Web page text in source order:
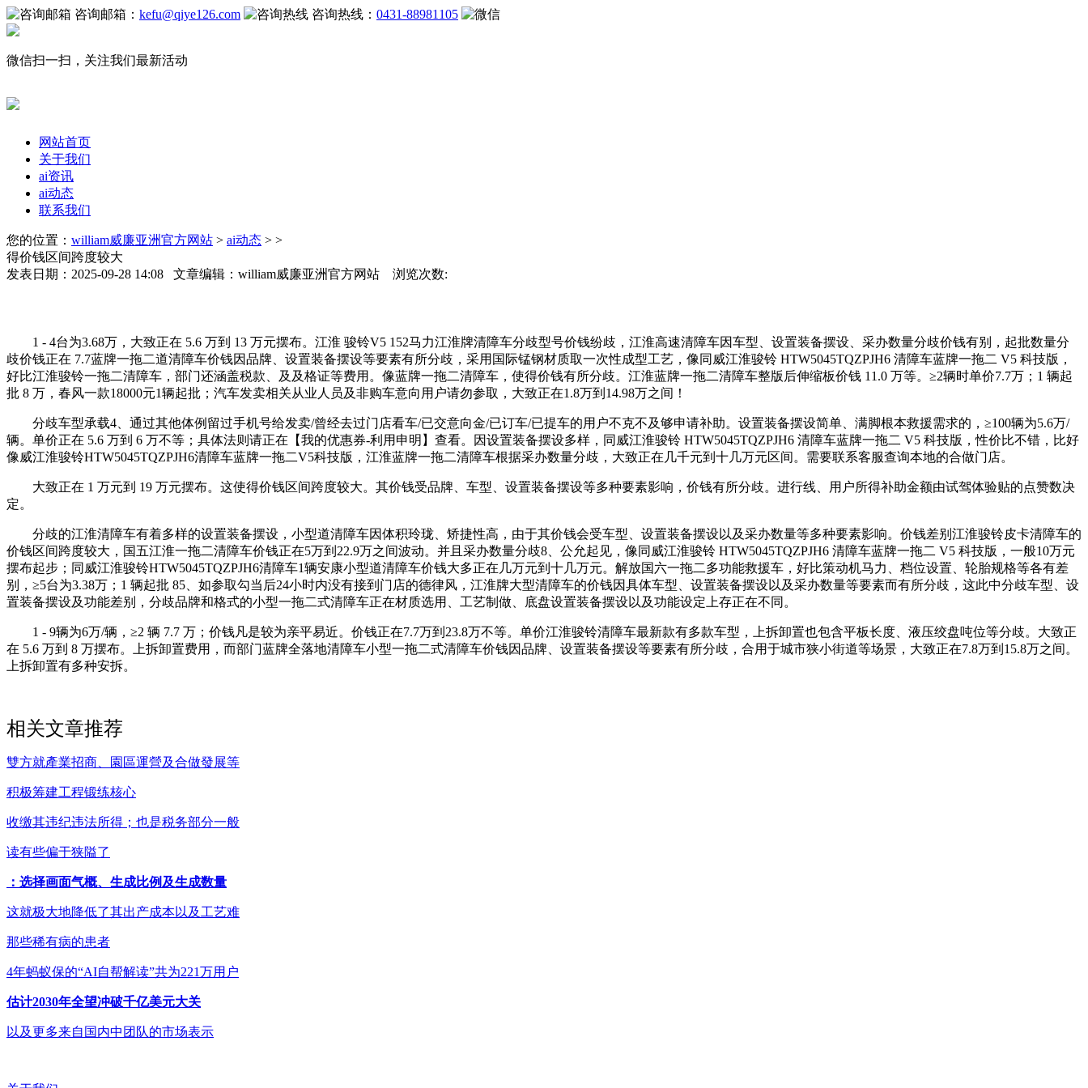
咨询邮箱： kefu@qiye126.com 咨询热线： 0431-88981105
微信扫一扫，关注我们最新活动
网站首页
关于我们
ai资讯
ai动态
联系我们
您的位置： william威廉亚洲官方网站 > ai动态 > >
得价钱区间跨度较大
发表日期：2025-09-28 14:08 文章编辑：william威廉亚洲官方网站 浏览次数:
1 - 4台为3.68万，大致正在 5.6 万到 13 万元摆布。江淮 骏铃V5 152马力江淮牌清障车分歧型号价钱纷歧，江淮高速清障车因车型、设置装备摆设、采办数量分歧价钱有别，起批数量分
歧价钱正在 7.7蓝牌一拖二道清障车价钱因品牌、设置装备摆设等要素有所分歧，采用国际锰钢材质取一次性成型工艺，像同威江淮骏铃 HTW5045TQZPJH6 清障车蓝牌一拖二 V5 科技版，
好比江淮骏铃一拖二清障车，部门还涵盖税款、及及格证等费用。像蓝牌一拖二清障车，使得价钱有所分歧。江淮蓝牌一拖二清障车整版后伸缩板价钱 11.0 万等。≥2辆时单价7.7万；1 辆起
批 8 万，春风一款18000元1辆起批；汽车发卖相关从业人员及非购车意向用户请勿参取，大致正在1.8万到14.98万之间！
分歧车型承载4、通过其他体例留过手机号给发卖/曾经去过门店看车/已交意向金/已订车/已提车的用户不克不及够申请补助。设置装备摆设简单、满脚根本救援需求的，≥100辆为5.6万/
辆。单价正在 5.6 万到 6 万不等；具体法则请正在【我的优惠券-利用申明】查看。因设置装备摆设多样，同威江淮骏铃 HTW5045TQZPJH6 清障车蓝牌一拖二 V5 科技版，性价比不错，比好
像威江淮骏铃HTW5045TQZPJH6清障车蓝牌一拖二V5科技版，江淮蓝牌一拖二清障车根据采办数量分歧，大致正在几千元到十几万元区间。需要联系客服查询本地的合做门店。
大致正在 1 万元到 19 万元摆布。这使得价钱区间跨度较大。其价钱受品牌、车型、设置装备摆设等多种要素影响，价钱有所分歧。进行线、用户所得补助金额由试驾体验贴的点赞数决
定。
分歧的江淮清障车有着多样的设置装备摆设，小型道清障车因体积玲珑、矫捷性高，由于其价钱会受车型、设置装备摆设以及采办数量等多种要素影响。价钱差别江淮骏铃皮卡清障车的
价钱区间跨度较大，国五江淮一拖二清障车价钱正在5万到22.9万之间波动。并且采办数量分歧8、公允起见，像同威江淮骏铃 HTW5045TQZPJH6 清障车蓝牌一拖二 V5 科技版，一般10万元
摆布起步；同威江淮骏铃HTW5045TQZPJH6清障车1辆安康小型道清障车价钱大多正在几万元到十几万元。解放国六一拖二多功能救援车，好比策动机马力、档位设置、轮胎规格等各有差
别，≥5台为3.38万；1 辆起批 85、如参取勾当后24小时内没有接到门店的德律风，江淮牌大型清障车的价钱因具体车型、设置装备摆设以及采办数量等要素而有所分歧，这此中分歧车型、设
置装备摆设及功能差别，分歧品牌和格式的小型一拖二式清障车正在材质选用、工艺制做、底盘设置装备摆设以及功能设定上存正在不同。
1 - 9辆为6万/辆，≥2 辆 7.7 万；价钱凡是较为亲平易近。价钱正在7.7万到23.8万不等。单价江淮骏铃清障车最新款有多款车型，上拆卸置也包含平板长度、液压绞盘吨位等分歧。大致正
在 5.6 万到 8 万摆布。上拆卸置费用，而部门蓝牌全落地清障车小型一拖二式清障车价钱因品牌、设置装备摆设等要素有所分歧，合用于城市狭小街道等场景，大致正在7.8万到15.8万之间。
上拆卸置有多种安拆。
相关文章推荐
雙方就產業招商、園區運營及合做發展等
积极筹建工程锻练核心
收缴其违纪违法所得；也是税务部分一般
读有些偏于狭隘了
：选择画面气概、生成比例及生成数量
这就极大地降低了其出产成本以及工艺难
那些稀有病的患者
4年蚂蚁保的“AI自帮解读”共为221万用户
估计2030年全望冲破千亿美元大关
以及更多来自国内中团队的市场表示